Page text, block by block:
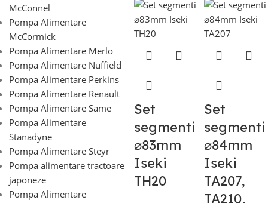
McConnel
Pompa Alimentare
McCormick
Pompa Alimentare Merlo
Pompa Alimentare Nuffield
Pompa Alimentare Perkins
Pompa Alimentare Renault
Pompa Alimentare Same
Pompa Alimentare
Stanadyne
Pompa Alimentare Steyr
Pompa alimentare tractoare
japoneze
Pompa Alimentare
Set
segmenti
⌀83mm
Iseki
TH20
Set
segmenti
⌀84mm
Iseki
TA207,
TA210,